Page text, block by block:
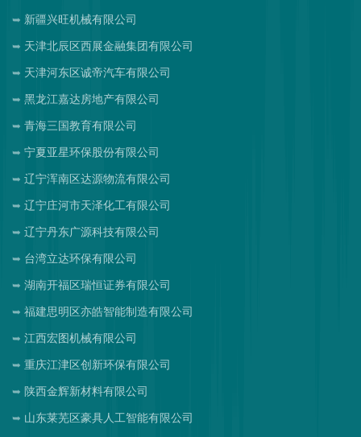
新疆兴旺机械有限公司
天津北辰区西展金融集团有限公司
天津河东区诚帝汽车有限公司
黑龙江嘉达房地产有限公司
青海三国教育有限公司
宁夏亚星环保股份有限公司
辽宁浑南区达源物流有限公司
辽宁庄河市天泽化工有限公司
辽宁丹东广源科技有限公司
台湾立达环保有限公司
湖南开福区瑞恒证券有限公司
福建思明区亦皓智能制造有限公司
江西宏图机械有限公司
重庆江津区创新环保有限公司
陕西金辉新材料有限公司
山东莱芜区豪具人工智能有限公司